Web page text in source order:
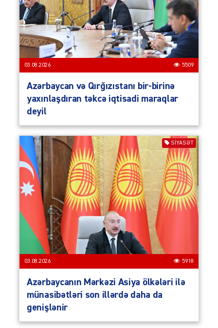
03.08.2026 5509
Azərbaycan və Qırğızıstanı bir-birinə
yaxınlaşdıran təkcə iqtisadi maraqlar
deyil
SIYASƏT
03.08.2026 5918
Azərbaycanın Mərkəzi Asiya ölkələri ilə
münasibətləri son illərdə daha da
genişlənir